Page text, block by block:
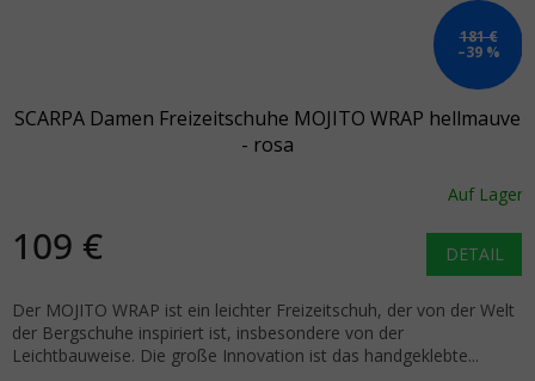
181 €
–39 %
SCARPA Damen Freizeitschuhe MOJITO WRAP hellmauve
- rosa
Auf Lager
109 € DETAIL
Der MOJITO WRAP ist ein leichter Freizeitschuh, der von der Welt
der Bergschuhe inspiriert ist, insbesondere von der
Leichtbauweise. Die große Innovation ist das handgeklebte...